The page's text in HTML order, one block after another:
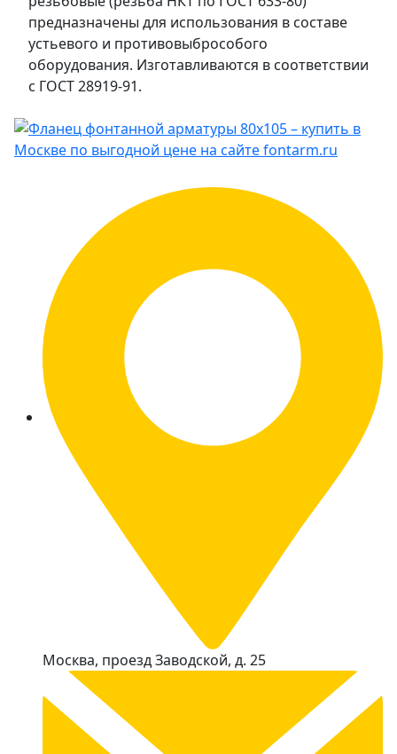
предназначены для использования в составе
устьевого и противовыбрособого
оборудования. Изготавливаются в соответствии
с ГОСТ 28919-91.
Москва, проезд Заводской, д. 25